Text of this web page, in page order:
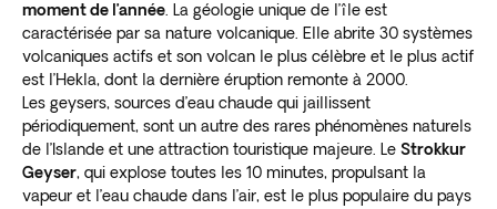
moment de l’année . La géologie unique de l’île est
caractérisée par sa nature volcanique. Elle abrite 30 systèmes
volcaniques actifs et son volcan le plus célèbre et le plus actif
est l’Hekla, dont la dernière éruption remonte à 2000.
Les geysers, sources d’eau chaude qui jaillissent
périodiquement, sont un autre des rares phénomènes naturels
de l’Islande et une attraction touristique majeure. Le Strokkur
Geyser, qui explose toutes les 10 minutes, propulsant la
vapeur et l’eau chaude dans l’air, est le plus populaire du pays